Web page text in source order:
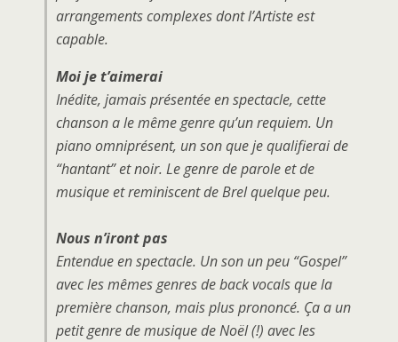
arrangements complexes dont l’Artiste est
capable.
Moi je t’aimerai
Inédite, jamais présentée en spectacle, cette
chanson a le même genre qu’un requiem. Un
piano omniprésent, un son que je qualifierai de
“hantant” et noir. Le genre de parole et de
musique et reminiscent deBrelquelque peu.
Nous n’iront pas
Entendue en spectacle. Un son un peu “Gospel”
avec les mêmes genres de back vocals que la
première chanson, mais plus prononcé. Ça a un
petit genre de musique de Noël (!) avec les